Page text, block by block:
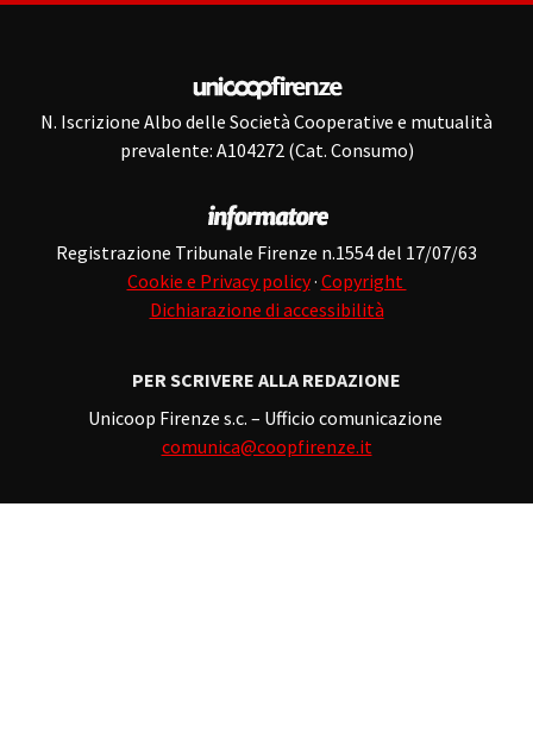
N. Iscrizione Albo delle Società Cooperative e mutualità
prevalente: A104272 (Cat. Consumo)
Registrazione Tribunale Firenze n.1554 del 17/07/63
Cookie e Privacy policy· Copyright
Dichiarazione di accessibilità
PER SCRIVERE ALLA REDAZIONE
Unicoop Firenze s.c. – Ufficio comunicazione
comunica@coopfirenze.it